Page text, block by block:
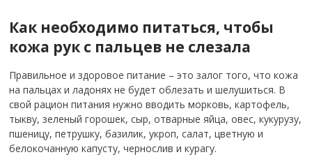
Как необходимо питаться, чтобы
кожа рук с пальцев не слезала
Правильное и здоровое питание – это залог того, что кожа
на пальцах и ладонях не будет облезать и шелушиться. В
свой рацион питания нужно вводить морковь, картофель,
тыкву, зеленый горошек, сыр, отварные яйца, овес, кукурузу,
пшеницу, петрушку, базилик, укроп, салат, цветную и
белокочанную капусту, чернослив и курагу.